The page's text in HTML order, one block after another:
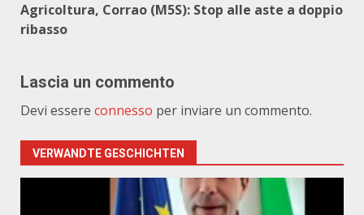
Agricoltura, Corrao (M5S): Stop alle aste a doppio
ribasso
Lascia un commento
Devi essere connesso per inviare un commento.
VERWANDTE GESCHICHTEN